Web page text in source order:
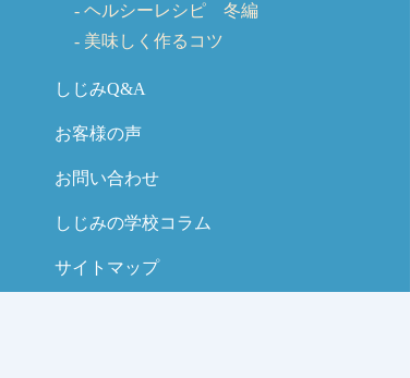
ヘルシーレシピ 冬編
美味しく作るコツ
しじみQ&A
お客様の声
お問い合わせ
しじみの学校コラム
サイトマップ